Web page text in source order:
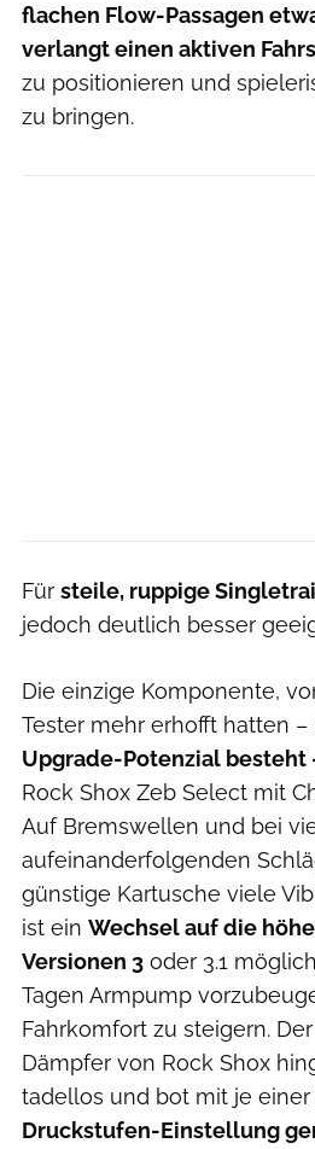
flachen Flow-Passagen
verlangt einen aktiven
zu positionieren und
zu bringen.
Für steile, ruppige
jedoch deutlich besser
Die einzige Komponente,
Tester mehr erhofft hatten
Upgrade-Potenzial besteht
Rock Shox Zeb Select mit
Auf Bremswellen und bei
aufeinanderfolgenden
günstige Kartusche viele
ist ein Wechsel auf die
Versionen 3 oder 3.1
Tagen Armpump
Fahrkomfort zu steigern.
Dämpfer von Rock Shox
tadellos und bot mit je einer
Druckstufen-Einstellung